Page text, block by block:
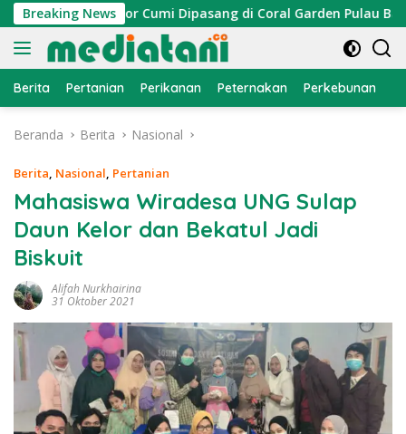
Langsung
ke
konten
Breaking News
Atraktor Cumi Dipasang di Coral Garden Pulau Barrang
Berita Pertanian Perikanan Peternakan Perkebunan
Beranda Berita Nasional
Berita, Nasional, Pertanian
Mahasiswa Wiradesa UNG Sulap
Daun Kelor dan Bekatul Jadi
Biskuit
Alifah Nurkhairina
31 Oktober 2021